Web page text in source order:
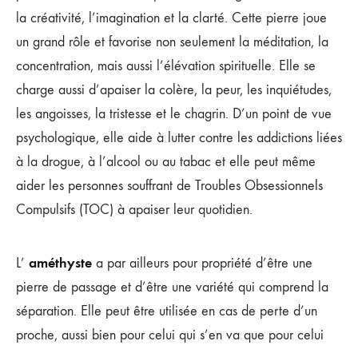
la créativité, l’imagination et la clarté. Cette pierre joue
un grand rôle et favorise non seulement la méditation, la
concentration, mais aussi l’élévation spirituelle. Elle se
charge aussi d’apaiser la colère, la peur, les inquiétudes,
les angoisses, la tristesse et le chagrin. D’un point de vue
psychologique, elle aide à lutter contre les addictions liées
à la drogue, à l’alcool ou au tabac et elle peut même
aider les personnes souffrant de Troubles Obsessionnels
Compulsifs (TOC) à apaiser leur quotidien.
L’ améthyste a par ailleurs pour propriété d’être une
pierre de passage et d’être une variété qui comprend la
séparation. Elle peut être utilisée en cas de perte d’un
proche, aussi bien pour celui qui s’en va que pour celui